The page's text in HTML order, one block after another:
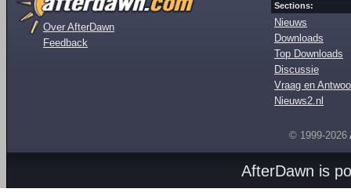
Over AfterDawn
Feedback
Sections:
Nieuws
Downloads
Top Downloads
Discussie
Vraag en
Nieuws2.nl
© 1999-2026
AfterDawn is